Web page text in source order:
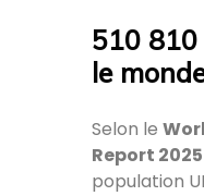
510
le
Selon le
Report
population